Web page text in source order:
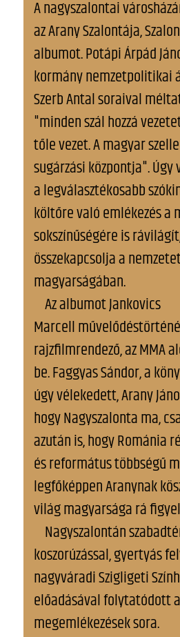
A nagyszalontai
az Arany Szalontája,
albumot. Potápi Árpád
kormány nemzetpolitikai
Szerb Antal soraival
"minden szál hozzá
tőle vezet. A magyar
sugárzási központja".
a legválasztékosabb
költőre való emlékezés a
sokszínűségére is
összekapcsolja a
magyarságában.
Az albumot Jankovics
Marcell
rajzfilmrendező, az MMA
be. Faggyas Sándor, a
úgy vélekedett, Arany
hogy Nagyszalonta ma,
azután is, hogy Románia
és református többségű
legfőképpen Aranynak
világ magyarsága rá
Nagyszalontán
koszorúzással, gyertyás
nagyváradi Szigligeti
előadásával folytatódott a
megemlékezések sora.